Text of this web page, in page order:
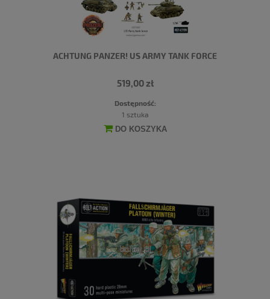
ACHTUNG PANZER! US ARMY TANK FORCE
519,00 zł
Dostępność:
1 sztuka
DO KOSZYKA